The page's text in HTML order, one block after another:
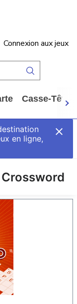
Connexion aux jeux
Casse-Tête
en ligne,